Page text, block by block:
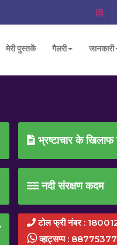
मेरी पुस्तकें गैलरी जानकारी
भ्रष्टाचार के
नदी संरक्षण कदम
टोल फ्री नंबर :
व्हाट्सप्प :